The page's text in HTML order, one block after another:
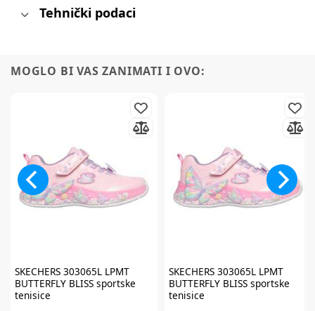
Tehnički podaci
MOGLO BI VAS ZANIMATI I OVO:
SKECHERS303065L LPMT
BUTTERFLY BLISS sportske
tenisice
SKECHERS303065L LPMT
BUTTERFLY BLISS sportske
tenisice
Prijavite se na
newsletter
i iskoristite